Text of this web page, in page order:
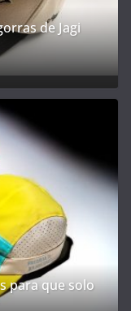
de Jagi
para que solo